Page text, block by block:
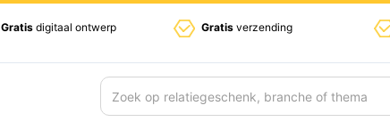
Gratis digitaal ontwerp Gratis verzending
Zoek